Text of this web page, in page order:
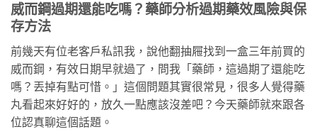
威而鋼過期還能吃嗎？藥師分析過期藥效風險與保
存方法
前幾天有位老客戶私訊我，說他翻抽屜找到一盒三年前買的
威而鋼，有效日期早就過了，問我「藥師，這過期了還能吃
嗎？丟掉有點可惜。」這個問題其實很常見，很多人覺得藥
丸看起來好好的，放久一點應該沒差吧？今天藥師就來跟各
位認真聊這個話題。